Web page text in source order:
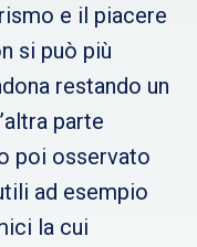
e il piacere
si può più
restando un
parte
poi osservato
ad esempio
la cui